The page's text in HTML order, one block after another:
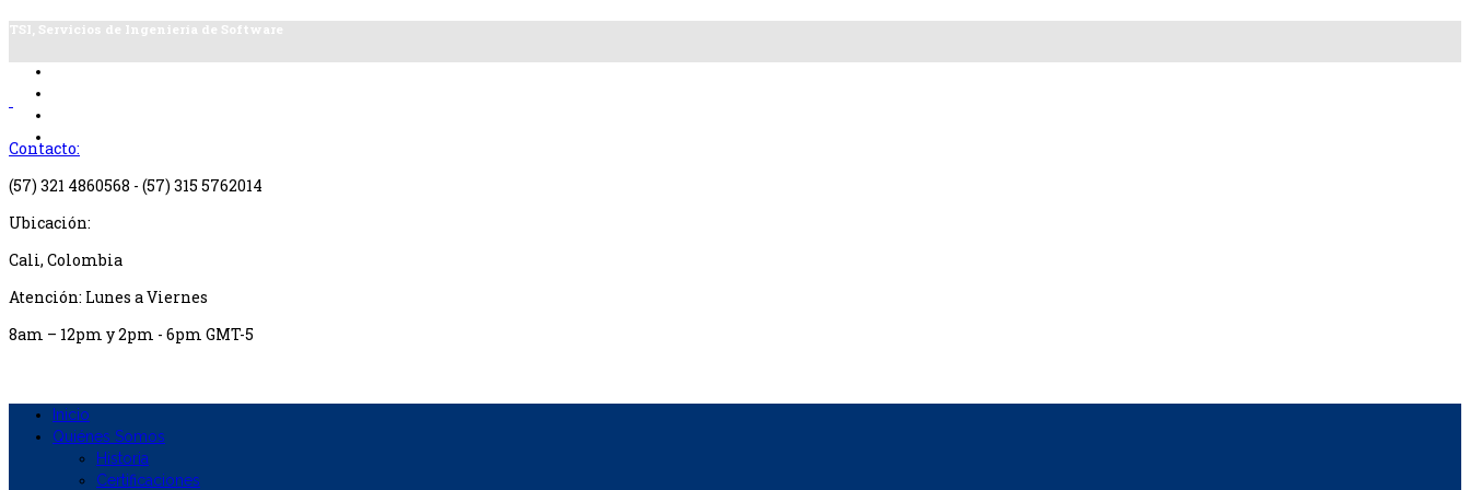
TSI, Servicios de Ingeniería de Software
Contacto:
(57) 321 4860568 - (57) 315 5762014
Ubicación:
Cali, Colombia
Atención: Lunes a Viernes
8am – 12pm y 2pm - 6pm GMT-5
Inicio
Quiénes Somos
Historia
Certificaciones